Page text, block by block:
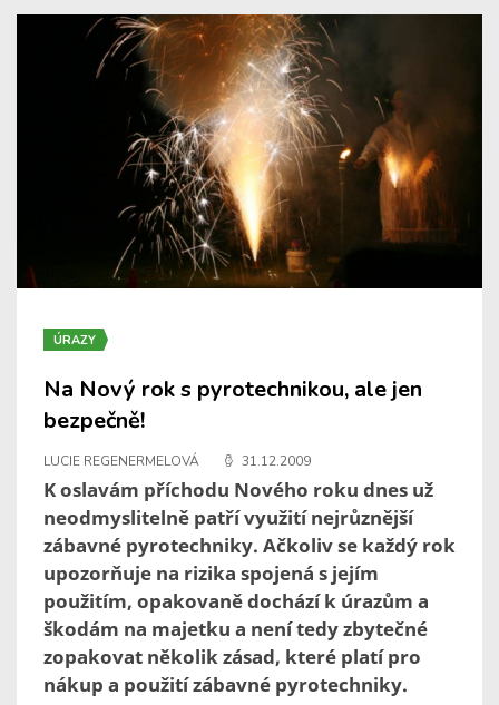
ÚRAZY
Na Nový rok s pyrotechnikou, ale jen
bezpečně!
LUCIE REGENERMELOVÁ 31.12.2009
K oslavám příchodu Nového roku dnes už
neodmyslitelně patří využití nejrůznější
zábavné pyrotechniky. Ačkoliv se každý rok
upozorňuje na rizika spojená s jejím
použitím, opakovaně dochází k úrazům a
škodám na majetku a není tedy zbytečné
zopakovat několik zásad, které platí pro
nákup a použití zábavné pyrotechniky.